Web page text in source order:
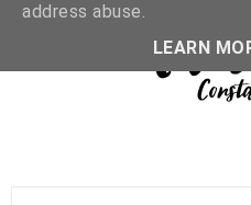
address abuse.
LEARN